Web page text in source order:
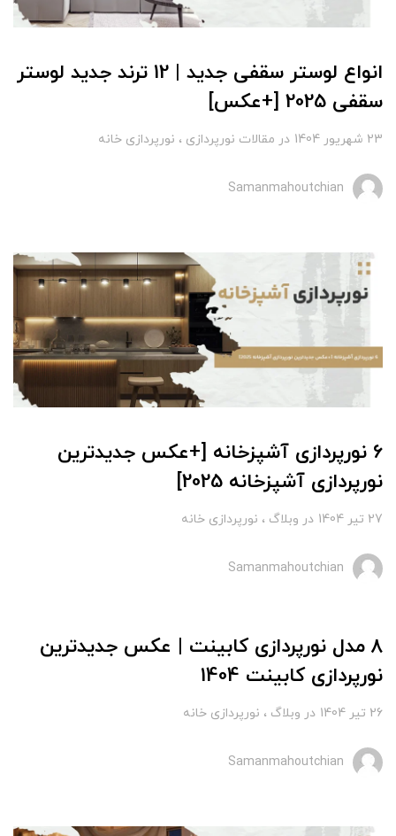
انواع لوستر سقفی جدید | 12 ترند جدید لوستر
سقفی 2025 [+عکس]
23 شهریور 1404 در مقالات نورپردازی نورپردازی خانه
Samanmahoutchian
6 نورپردازی آشپزخانه [+عکس جدیدترین
نورپردازی آشپزخانه 2025]
27 تير 1404 در وبلاگ نورپردازی خانه
Samanmahoutchian
8 مدل نورپردازی کابینت | عکس جدیدترین
نورپردازی کابینت 1404
26 تير 1404 در وبلاگ نورپردازی خانه
Samanmahoutchian